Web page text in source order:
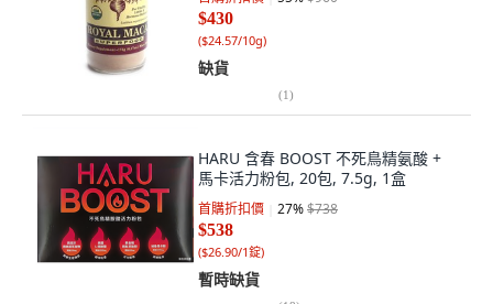
$430
($24.57/10g)
缺貨
(1)
HARU 含春 BOOST 不死鳥精氨酸 +
馬卡活力粉包, 20包, 7.5g, 1盒
首購折扣價 27%$738
$538
($26.90/1錠)
暫時缺貨